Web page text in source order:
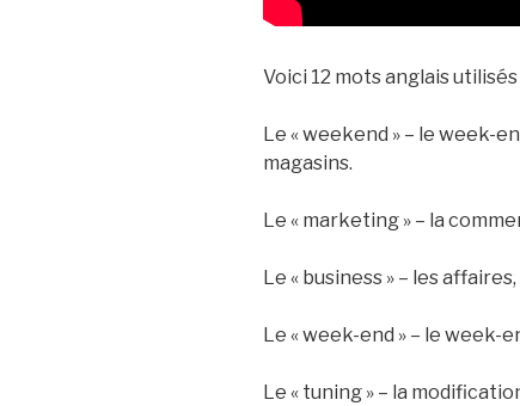
Voici 12 mots anglais
Le « weekend » – le week-
magasins.
Le « marketing » – la
Le « business » – les
Le « week-end » – le week-
Le « tuning » – la